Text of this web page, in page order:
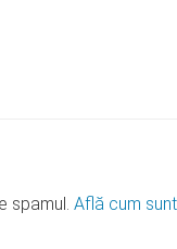
spamul. Află cum